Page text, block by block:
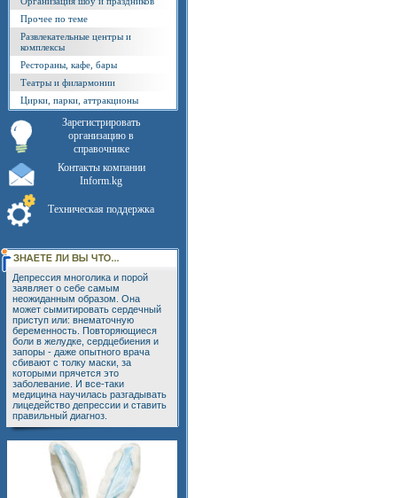
Прочее по теме
Развлекательные центры и
комплексы
Рестораны, кафе, бары
Театры и филармонии
Цирки, парки, аттракционы
Зарегистрировать
организацию в
справочнике
Контакты компании
Inform.kg
Техническая поддержка
Депрессия многолика и порой
заявляет о себе самым
неожиданным образом. Она
может сымитировать сердечный
приступ или: внематочную
беременность. Повторяющиеся
боли в желудке, сердцебиения и
запоры - даже опытного врача
сбивают с толку маски, за
которыми прячется это
заболевание. И все-таки
медицина научилась разгадывать
лицедейство депрессии и ставить
правильный диагноз.